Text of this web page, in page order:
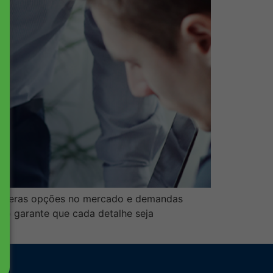
opções no mercado e demandas
garante que cada detalhe seja